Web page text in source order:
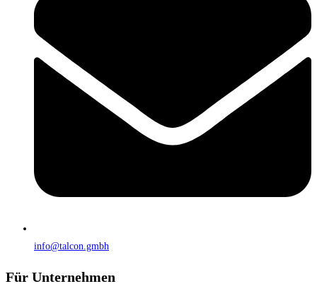
info@talcon.gmbh
Für Unternehmen